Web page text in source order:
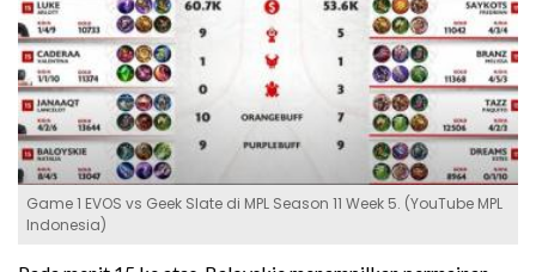
Game 1 EVOS vs Geek Slate di MPL Season 11 Week 5. (YouTube MPL
Indonesia)